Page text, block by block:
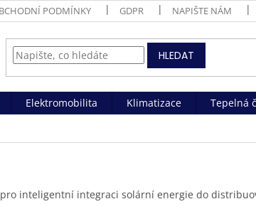
PODMÍNKY GDPR NAPIŠTE NÁM
HLEDAT
Elektromobilita Klimatizace Tepelná
inteligentní integraci solární energie do